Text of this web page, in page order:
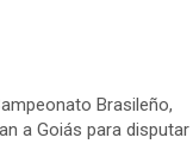
Brasileño,
a Goiás para disputar